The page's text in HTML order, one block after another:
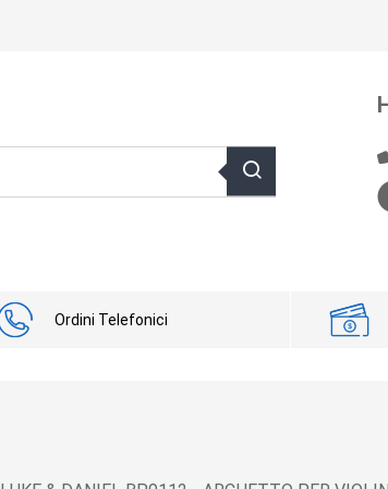
Ordini Telefonici